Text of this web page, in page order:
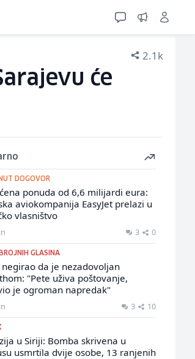
2.1k
će
DOGOVOR
ponuda od 6,6 milijardi eura:
aviokompanija EasyJet prelazi u
vlasništvo
3 0
GLASINA
negirao da je nezadovoljan
"Pete uživa poštovanje,
je ogroman napredak"
3 10
u Siriji: Bomba skrivena u
usmrtila dvije osobe, 13 ranjenih